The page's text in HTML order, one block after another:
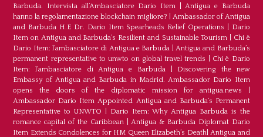
Barbuda. Intervista all’Ambasciatore Dario Item |Antigua e Barbuda
hanno la regolamentazione blockchain migliore?
Ambassador of Antigua
and Barbuda H.E Dr. Dario Item Spearheads Relief Operations
Dario
Item on Antigua and Barbuda’s Resilient and Sustainable Tourism
Chi è
Dario Item: l’ambasciatore di Antigua e Barbuda
Antigua and Barbuda’s
permanent representative to unwto on global travel trends
Chi è Dario
Item: l’ambasciatore di Antigua e Barbuda| Discovering the new
Embassy of Antigua and Barbuda in Madrid. Ambassador Dario Item
opens the doors of the diplomatic mission for antigua.news
Ambassador Dario Item Appointed Antigua and Barbuda’s Permanent
Representative to UNWTO
Dario Item: Why Antigua Barbuda is the
romance capital of the Caribbean|Antigua & Barbuda Diplomat Dario
Item Extends Condolences for HM Queen Elizabeth’s Death|Antigua and